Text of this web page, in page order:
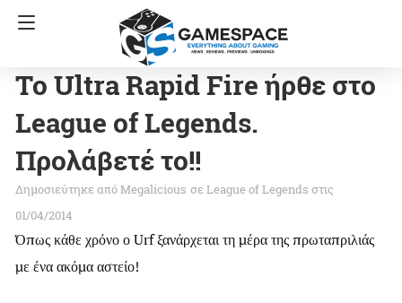
Το Ultra Rapid Fire ήρθε στο
League of Legends.
Προλάβετέ το!!
Megalicious σε League of Legends στις
01/04/2014
Όπως κάθε χρόνο ο Urf ξανάρχεται τη μέρα της πρωταπριλιάς
με ένα ακόμα αστείο!